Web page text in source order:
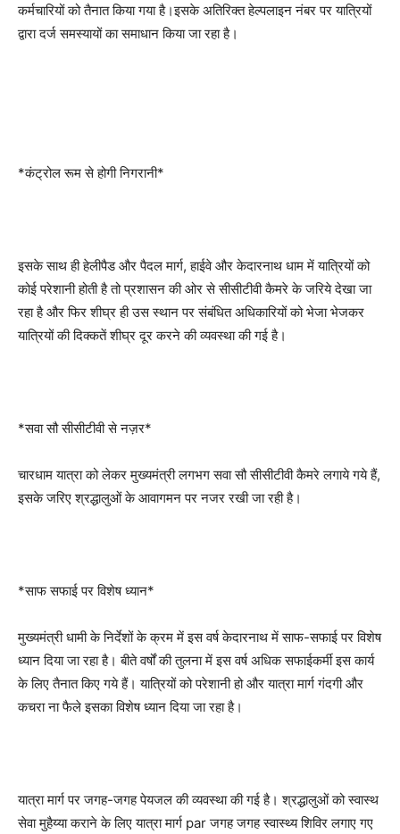
कर्मचारियों को तैनात किया गया है।इसके अतिरिक्त हेल्पलाइन नंबर पर यात्रियों
द्वारा दर्ज समस्यायों का समाधान किया जा रहा है।
*कंट्रोल रूम से होगी निगरानी*
इसके साथ ही हेलीपैड और पैदल मार्ग, हाईवे और केदारनाथ धाम में यात्रियों को
कोई परेशानी होती है तो प्रशासन की ओर से सीसीटीवी कैमरे के जरिये देखा जा
रहा है और फिर शीघ्र ही उस स्थान पर संबंधित अधिकारियों को भेजा भेजकर
यात्रियों की दिक्कतें शीघ्र दूर करने की व्यवस्था की गई है।
*सवा सौ सीसीटीवी से नज़र*
चारधाम यात्रा को लेकर मुख्यमंत्री लगभग सवा सौ सीसीटीवी कैमरे लगाये गये हैं,
इसके जरिए श्रद्धालुओं के आवागमन पर नजर रखी जा रही है।
*साफ सफाई पर विशेष ध्यान*
मुख्यमंत्री धामी के निर्देशों के क्रम में इस वर्ष केदारनाथ में साफ-सफाई पर विशेष
ध्यान दिया जा रहा है। बीते वर्षों की तुलना में इस वर्ष अधिक सफाईकर्मी इस कार्य
के लिए तैनात किए गये हैं। यात्रियों को परेशानी हो और यात्रा मार्ग गंदगी और
कचरा ना फैले इसका विशेष ध्यान दिया जा रहा है।
यात्रा मार्ग पर जगह-जगह पेयजल की व्यवस्था की गई है। श्रद्धालुओं को स्वास्थ
सेवा मुहैय्या कराने के लिए यात्रा मार्ग par जगह जगह स्वास्थ्य शिविर लगाए गए